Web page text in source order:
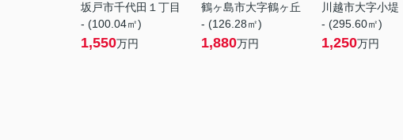
坂戸市千代田１丁目
- (100.04㎡)
1,550万円
鶴ヶ島市大字鶴ヶ丘
- (126.28㎡)
1,880万円
川越市大字小堤
- (295.60㎡)
1,250万円